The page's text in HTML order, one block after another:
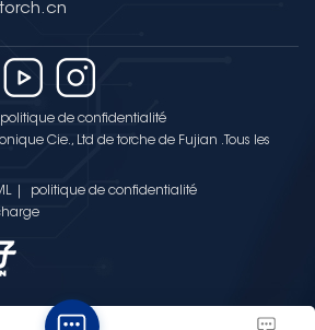
politique de confidentialité
Cie., Ltd de torche de Fujian .Tous les
politique de confidentialité